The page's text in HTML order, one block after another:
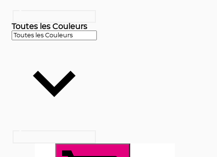
Toutes les Couleurs